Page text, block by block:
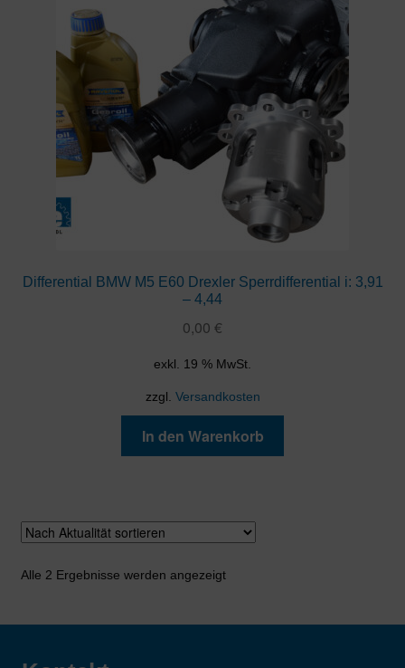
Differential BMW M5 E60 Drexler Sperrdifferential i: 3,91
– 4,44
0,00 €
exkl. 19 % MwSt.
zzgl. Versandkosten
In den Warenkorb
Alle 2 Ergebnisse werden angezeigtNach